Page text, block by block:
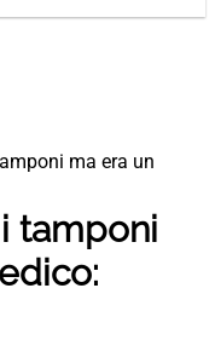
ma era un
tamponi